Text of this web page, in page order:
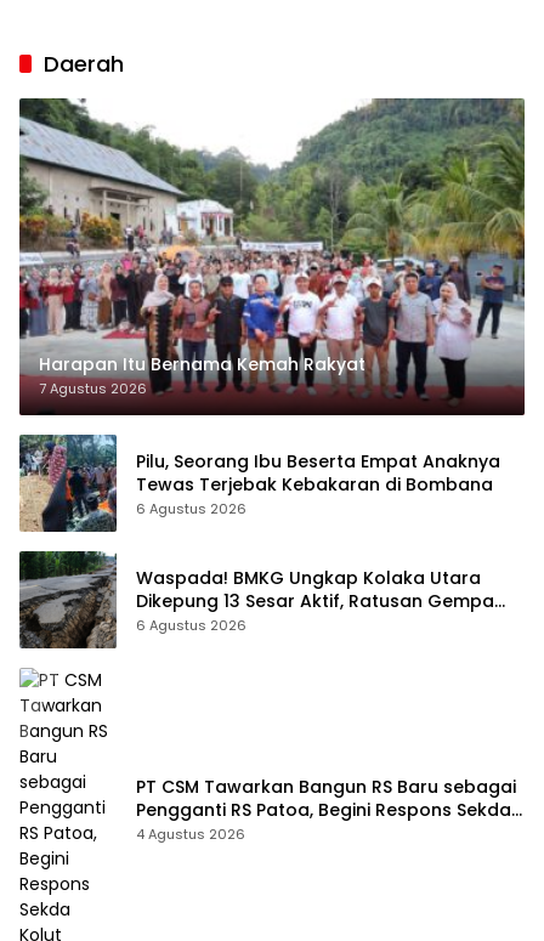
Daerah
Harapan Itu Bernama Kemah Rakyat
7 Agustus 2026
Pilu, Seorang Ibu Beserta Empat Anaknya
Tewas Terjebak Kebakaran di Bombana
6 Agustus 2026
Waspada! BMKG Ungkap Kolaka Utara
Dikepung 13 Sesar Aktif, Ratusan Gempa
Sudah Terekam
6 Agustus 2026
PT CSM Tawarkan Bangun RS Baru sebagai
Pengganti RS Patoa, Begini Respons Sekda
Kolut
4 Agustus 2026